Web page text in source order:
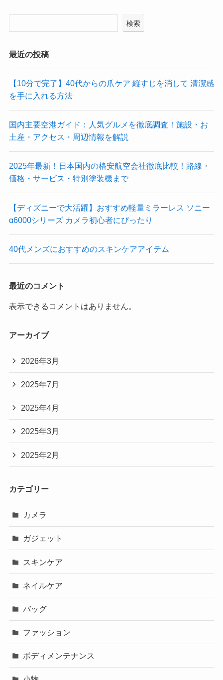
検索
最近の投稿
【10分で完了】40代からの爪ケア 縦すじを消して 清潔感
を手に入れる方法
国内主要空港ガイド：人気グルメを徹底調査！施設・お
土産・アクセス・周辺情報を解説
2025年最新！日本国内の格安航空会社徹底比較！路線・
価格・サービス・特別塗装機まで
【ディズニーで大活躍】おすすめ軽量ミラーレス ソニー
α6000シリーズ カメラ初心者にぴったり
40代メンズにおすすめのスキンケアアイテム
最近のコメント
表示できるコメントはありません。
アーカイブ
2026年3月
2025年7月
2025年4月
2025年3月
2025年2月
カテゴリー
カメラ
ガジェット
スキンケア
ネイルケア
バッグ
ファッション
ボディメンテナンス